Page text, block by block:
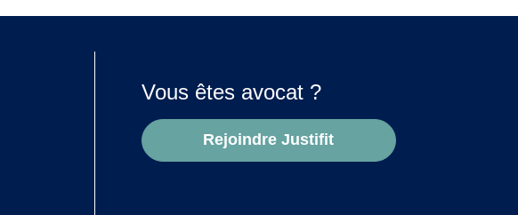
Vous êtes avocat ?
Rejoindre Justifit